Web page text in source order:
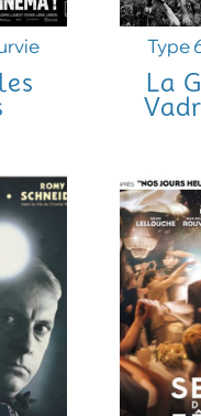
Type
La